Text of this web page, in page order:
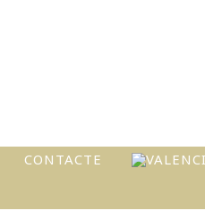
CONTACTE